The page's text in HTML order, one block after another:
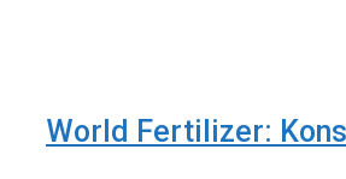
World Fertilizer: